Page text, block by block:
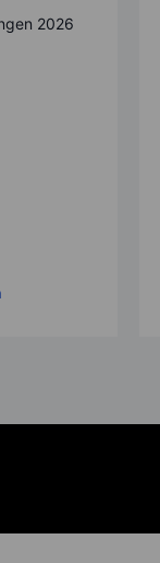
2026